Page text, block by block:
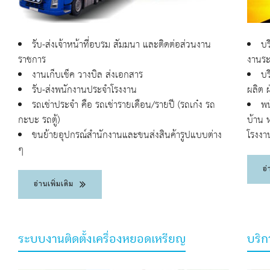
รับ-ส่งเจ้าหน้าที่อบรม สัมมนา และติดต่อส่วนงาน
ราชการ
งานเก็บเช็ค วางบิล ส่งเอกสาร
รับ-ส่งพนักงานประจำโรงงาน
รถเช่าประจำ คือ รถเช่ารายเดือน/รายปี (รถเก๋ง รถ
กะบะ รถตู้)
ขนย้ายอุปกรณ์สำนักงานและขนส่งสินค้ารูปแบบต่าง
ๆ
อ่านเพิ่มเติม
บ
งาน
บ
ผลิต
พ
บ้าน
โรงง
อ่
ระบบงานติดตั้งเครื่องหยอดเหรียญ บริก